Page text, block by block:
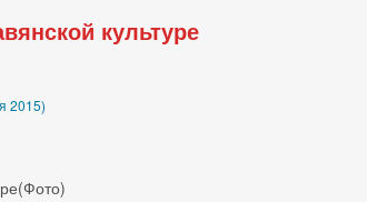
культуре
2015)